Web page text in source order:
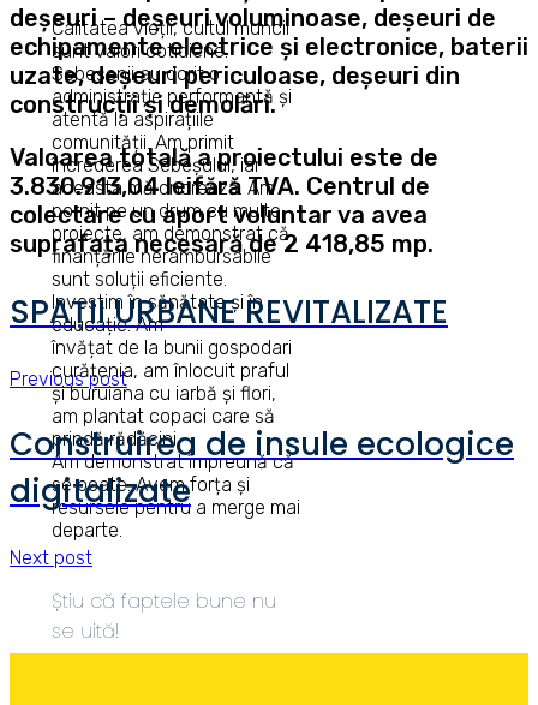
Calitatea vieții, cultul muncii
sunt valori cotidiene.
Sebeșenii au dorit o
administrație performantă și
atentă la aspirațiile
comunității. Am primit
încrederea Sebeșului, iar
aceasta mă onorează. Am
pornit pe un drum cu multe
proiecte, am demonstrat că
finanțările nerambursabile
sunt soluții eficiente.
Investim în sănătate și în
educație. Am
învățat de la bunii gospodari
curățenia, am înlocuit praful
și buruiana cu iarbă și flori,
am plantat copaci care să
prindă rădăcini.
Am demonstrat împreună că
se poate. Avem forța și
resursele pentru a merge mai
departe.
Știu că faptele bune nu
se uită!
deșeuri – deșeuri voluminoase, deșeuri de
echipamente electrice și electronice, baterii
uzate, deșeuri periculoase, deșeuri din
construcții și demolări.
Valoarea totală a proiectului este de
3.830.913,04 leifără TVA. Centrul de
colectare cu aport voluntar va avea
suprafața necesară de 2 418,85 mp.
SPAȚII URBANE REVITALIZATE
Previous post
Construirea de insule ecologice
digitalizate
Next post